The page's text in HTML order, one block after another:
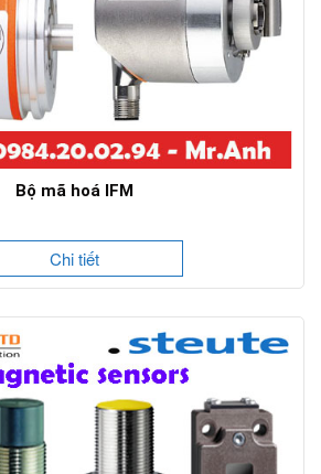
Bộ mã hoá IFM
Chi tiết